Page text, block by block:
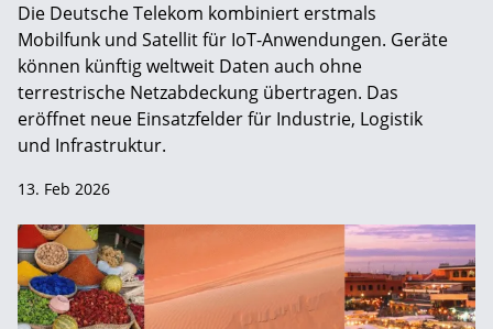
Die Deutsche Telekom kombiniert erstmals
Mobilfunk und Satellit für IoT-Anwendungen. Geräte
können künftig weltweit Daten auch ohne
terrestrische Netzabdeckung übertragen. Das
eröffnet neue Einsatzfelder für Industrie, Logistik
und Infrastruktur.
13. Feb 2026